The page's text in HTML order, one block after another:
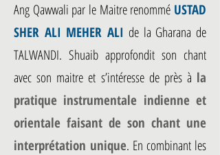
Ang Qawwali par le Maitre renommé USTAD
SHER ALI MEHER ALI de la Gharana de
TALWANDI. Shuaib approfondit son chant
avec son maitre et s’intéresse de près à la
pratique instrumentale indienne et
orientale faisant de son chant une
interprétation unique. En combinant les